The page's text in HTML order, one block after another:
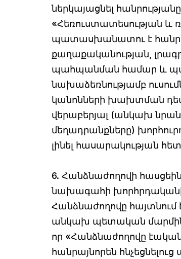
ներկայացնել
«Հեռուստատեսության և
պատասխանատու է
քաղաքականության,
պահպանման համար և
նախաձեռնությամբ
կանոնների խախտման
վերաբերյալ (անկախ
մեղադրանքները)
լինել հասարակության
6. Հանձնաժողովի
նախագահի խորհրդականի
Հանձնաժողովը
անկախ պետական
որ «Հանձնաժողովը
հանրայնորեն